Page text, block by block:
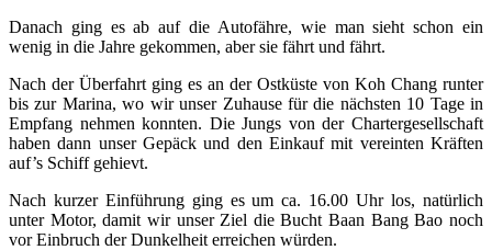
Danach ging es ab auf die Autofähre, wie man sieht schon ein
wenig in die Jahre gekommen, aber sie fährt und fährt.
Nach der Überfahrt ging es an der Ostküste von Koh Chang runter
bis zur Marina, wo wir unser Zuhause für die nächsten 10 Tage in
Empfang nehmen konnten. Die Jungs von der Chartergesellschaft
haben dann unser Gepäck und den Einkauf mit vereinten Kräften
auf’s Schiff gehievt.
Nach kurzer Einführung ging es um ca. 16.00 Uhr los, natürlich
unter Motor, damit wir unser Ziel die Bucht Baan Bang Bao noch
vor Einbruch der Dunkelheit erreichen würden.